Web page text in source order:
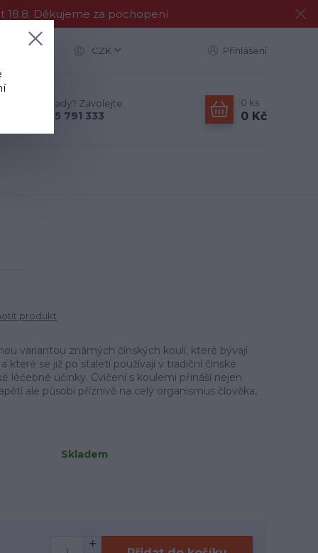
18.8. Děkujeme za pochopení
CZK Přihlášení
Nevíte si rady? Zavolejte.
+420 775 791 333
0 ks
0 Kč
produkt
variantou známých čínských koulí, které bývají
které se již po staletí používají v tradiční čínské
léčebné účinky. Cvičení s koulemi přináší nejen
ale působí příznivě na celý organismus člověka,
Skladem